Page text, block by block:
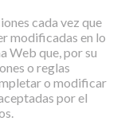
cada vez que
modificadas en lo
Web que, por su
o reglas
o modificar
por el